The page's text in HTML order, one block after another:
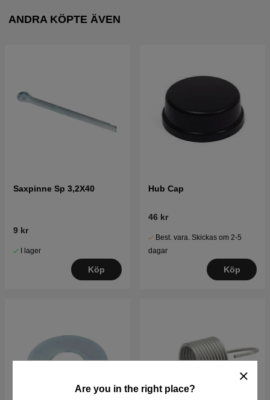
Are you in the right place?
ANDRA KÖPTE ÄVEN
Saxpinne Sp 3,2X40
9 kr
I lager
Köp
Hub Cap
46 kr
Best. vara. Skickas om 2-5
dagar
Köp